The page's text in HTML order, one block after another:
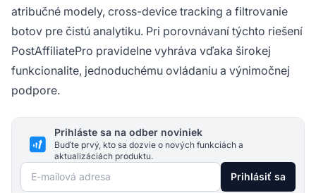
atribučné modely, cross-device tracking a filtrovanie
botov pre čistú analytiku. Pri porovnávaní týchto riešení
PostAffiliatePro pravidelne vyhráva vďaka širokej
funkcionalite, jednoduchému ovládaniu a výnimočnej
podpore.
Prihláste sa na odber noviniek
Buďte prvý, kto sa dozvie o nových funkciách a
aktualizáciách produktu.
E-mailová adresa Prihlásiť sa